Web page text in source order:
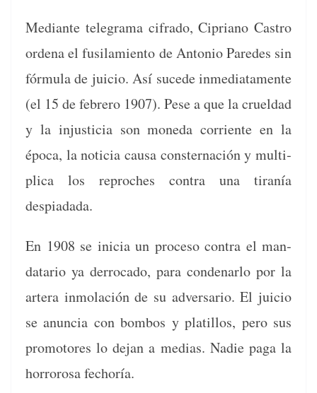
Medi­ante telegra­ma cifra­do, Cipri­ano Cas­tro
orde­na el fusil­amien­to de Anto­nio Pare­des sin
fór­mu­la de juicio. Así sucede inmedi­ata­mente
(el 15 de febrero 1907). Pese a que la cru­el­dad
y la injus­ti­cia son mon­e­da cor­ri­ente en la
época, la noti­cia causa con­ster­nación y mul­ti­
pli­ca los reproches con­tra una tiranía
despiadada.
En 1908 se ini­cia un pro­ce­so con­tra el man­
datario ya der­ro­ca­do, para con­denarlo por la
artera inmo­lación de su adver­sario. El juicio
se anun­cia con bom­bos y platil­los, pero sus
pro­mo­tores lo dejan a medias. Nadie paga la
hor­ro­rosa fechoría.